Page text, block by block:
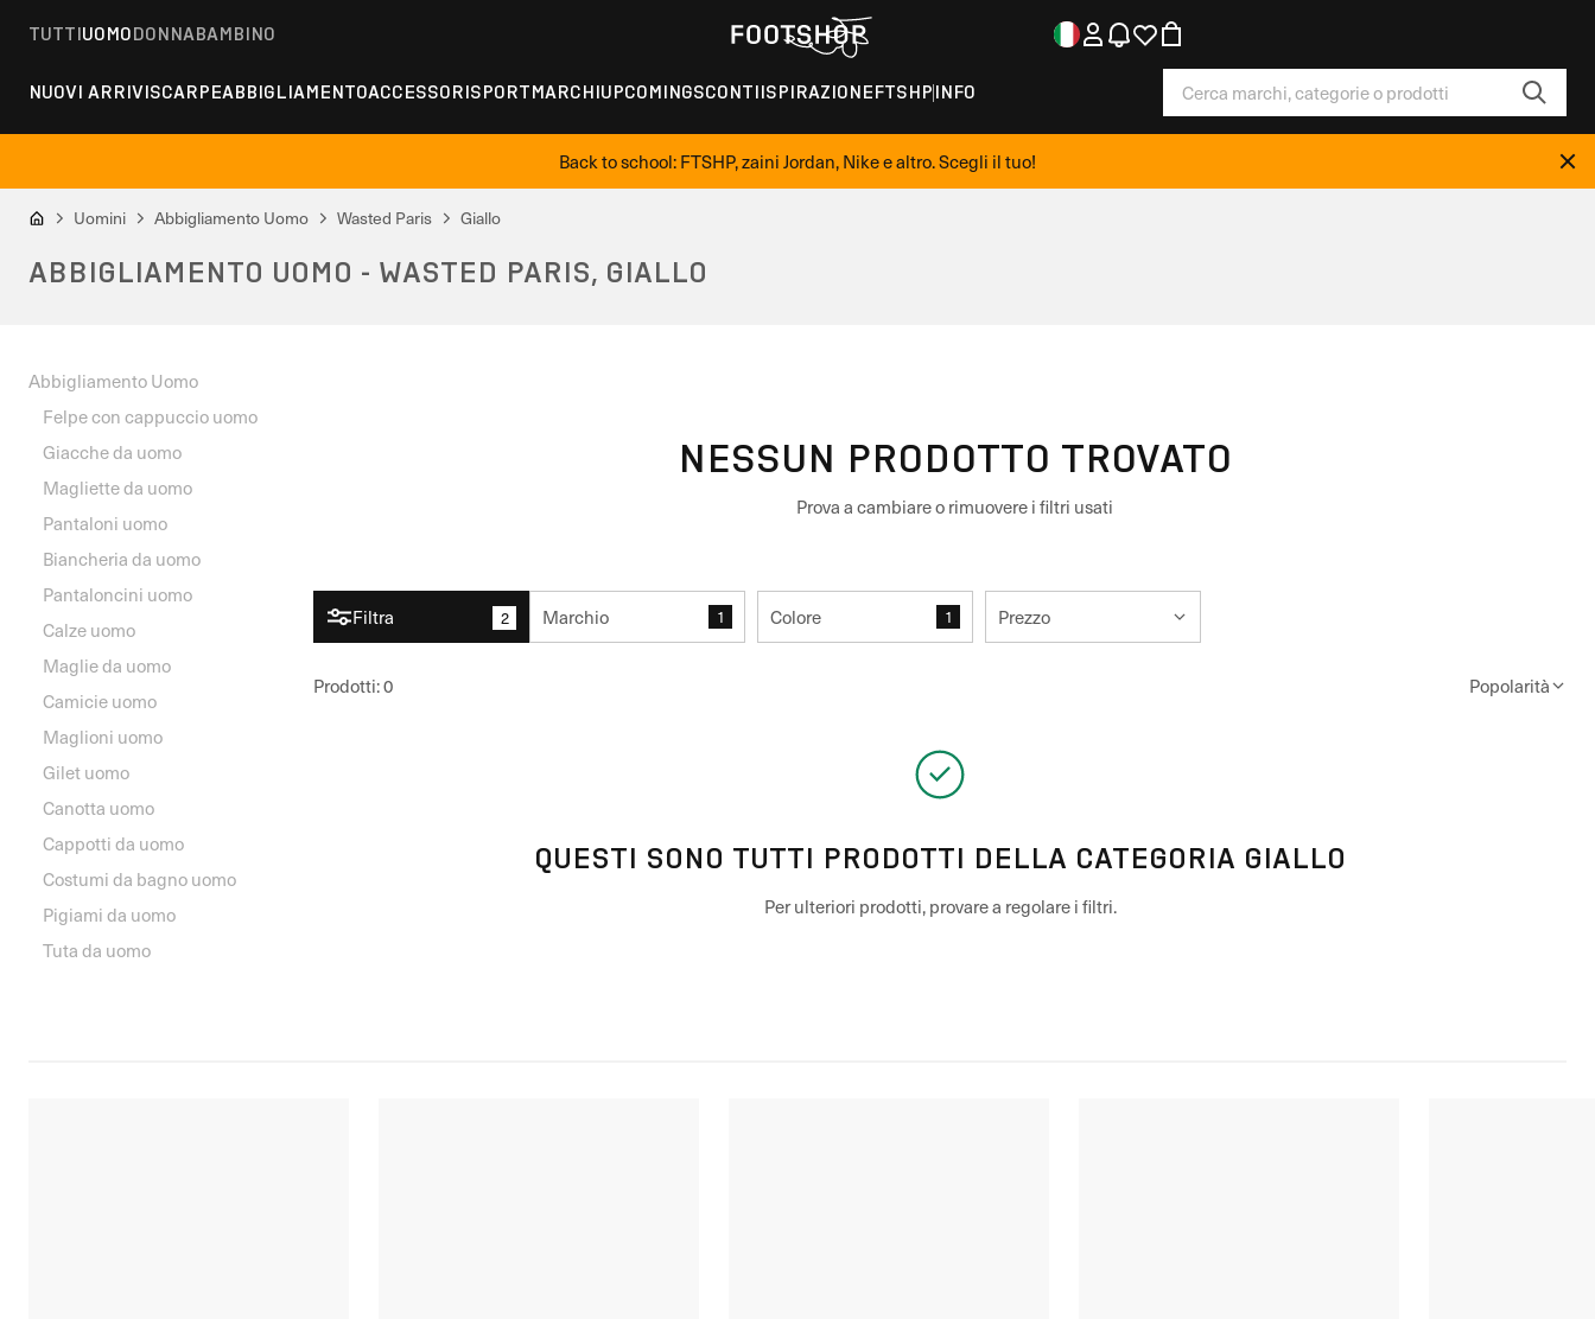
TUTTIUOMODONNABAMBINO
NUOVI ARRIVISCARPEABBIGLIAMENTOACCESSORISPORTMARCHIUPCOMINGSCONTIISPIRAZIONEFTSHP INFO
Back to school: FTSHP, zaini Jordan, Nike e altro. Scegli il tuo!
Uomini Abbigliamento Uomo Wasted Paris Giallo
ABBIGLIAMENTO UOMO - WASTED PARIS, GIALLO
Abbigliamento Uomo
Felpe con cappuccio uomo
Giacche da uomo
Magliette da uomo
Pantaloni uomo
Biancheria da uomo
Pantaloncini uomo
Calze uomo
Maglie da uomo
Camicie uomo
Maglioni uomo
Gilet uomo
Canotta uomo
Cappotti da uomo
Costumi da bagno uomo
Pigiami da uomo
Tuta da uomo
NESSUN PRODOTTO TROVATO
Prova a cambiare o rimuovere i filtri usati
Filtra 2 Marchio 1 Colore 1 Prezzo
Prodotti:0 Popolarità
QUESTI SONO TUTTI PRODOTTI DELLA CATEGORIA GIALLO
Per ulteriori prodotti, provare a regolare i filtri.